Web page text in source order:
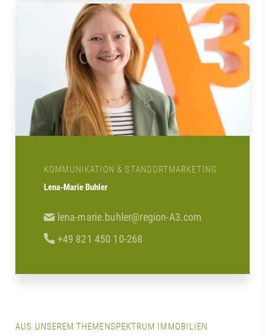
KOMMUNIKATION & STANDORTMARKETING
Lena-Marie Buhler
lena-marie.buhler@region-A3.com
+49 821 450 10-268
AUS UNSEREM THEMENSPEKTRUM IMMOBILIEN